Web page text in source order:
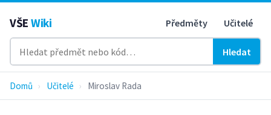
VŠE Wiki Předměty Učitelé
Hledat
Domů › Učitelé › Miroslav Rada